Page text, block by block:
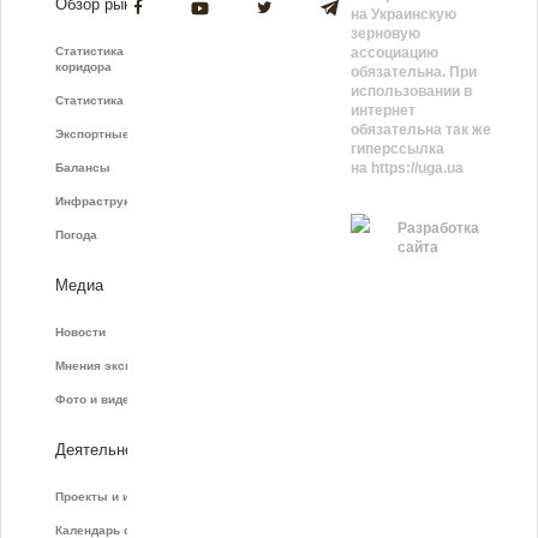
Обзор рынка
Статистика зернового
коридора
Статистика фрахта
Экспортные показатели
Балансы
Инфраструктура
Погода
Медиа
Новости
Мнения экспертов
Фото и видео
Деятельность
Проекты и инициативы
Календарь событий
на Украинскую
зерновую
ассоциацию
обязательна. При
использовании в
интернет
обязательна так же
гиперссылка
на https://uga.ua
Разработка
сайта